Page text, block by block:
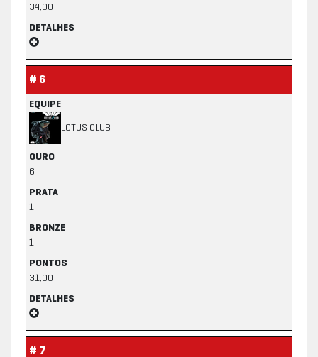
34,00
DETALHES
# 6
EQUIPE
LOTUS CLUB
OURO
6
PRATA
1
BRONZE
1
PONTOS
31,00
DETALHES
# 7